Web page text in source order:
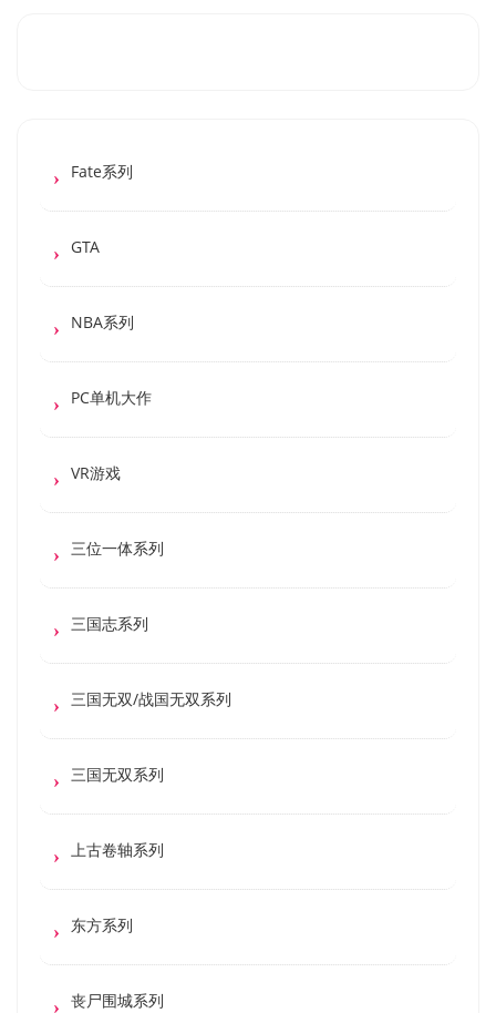
Fate系列
GTA
NBA系列
PC单机大作
VR游戏
三位一体系列
三国志系列
三国无双/战国无双系列
三国无双系列
上古卷轴系列
东方系列
丧尸围城系列